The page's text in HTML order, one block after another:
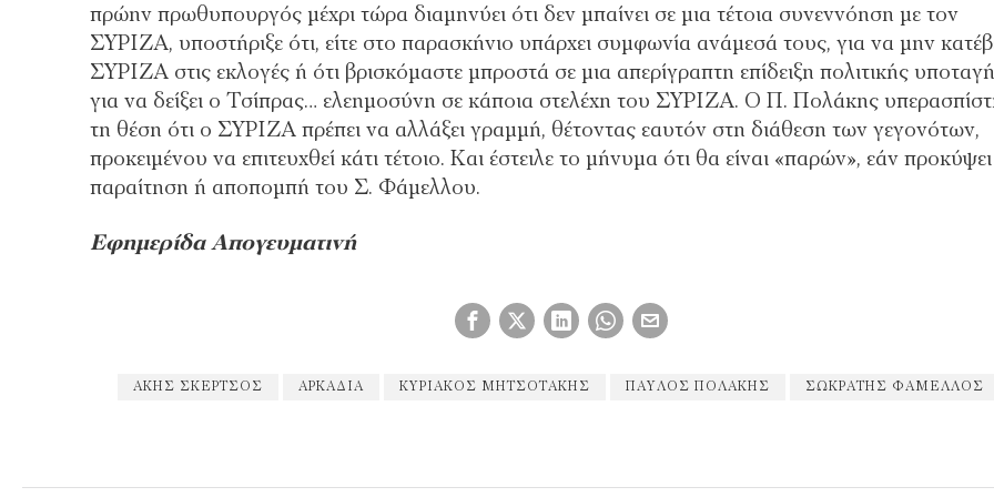
πρώην πρωθυπουργός μέχρι τώρα διαμηνύει ότι δεν μπαίνει σε μια τέτοια συνεννόηση με τον
ΣΥΡΙΖΑ, υποστήριξε ότι, είτε στο παρασκήνιο υπάρχει συμφωνία ανάμεσά τους, για να μην
ΣΥΡΙΖΑ στις εκλογές ή ότι βρισκόμαστε μπροστά σε μια απερίγραπτη επίδειξη πολιτικής
για να δείξει ο Τσίπρας… ελεημοσύνη σε κάποια στελέχη του ΣΥΡΙΖΑ. Ο Π. Πολάκης
τη θέση ότι ο ΣΥΡΙΖΑ πρέπει να αλλάξει γραμμή, θέτοντας εαυτόν στη διάθεση των γεγονότων,
προκειμένου να επιτευχθεί κάτι τέτοιο. Και έστειλε το μήνυμα ότι θα είναι «παρών», εάν προκύψει
παραίτηση ή αποπομπή του Σ. Φάμελλου.
Εφημερίδα Απογευματινή
ΆΚΗΣ ΣΚΈΡΤΣΟΣ ΑΡΚΑΔΊΑ ΚΥΡΙΆΚΟΣ ΜΗΤΣΟΤΆΚΗΣ ΠΑΎΛΟΣ ΠΟΛΆΚΗΣ ΣΩΚΡΆΤΗΣ ΦΆΜΕΛΛΟΣ